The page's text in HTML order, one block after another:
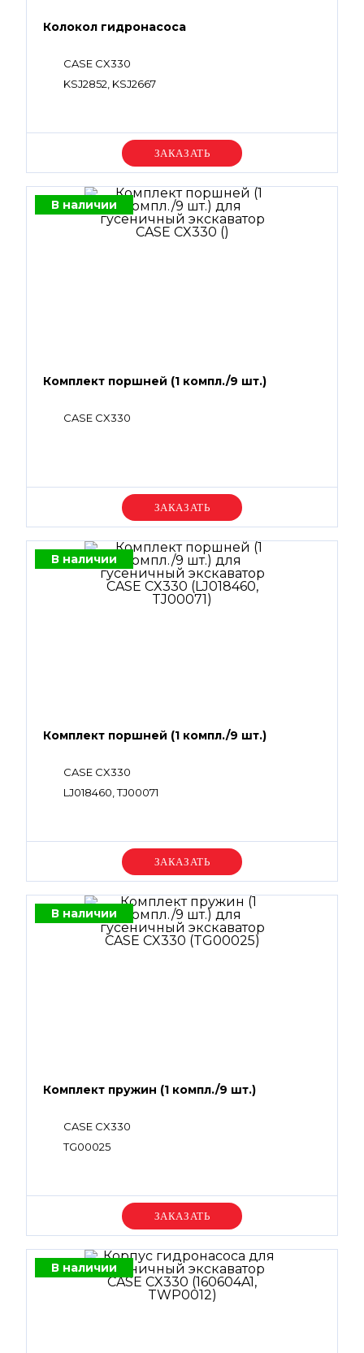
Колокол гидронасоса
CASE CX330
KSJ2852, KSJ2667
Уточняйте цену
В наличии
Комплект поршней (1 компл./9 шт.)
CASE CX330
Уточняйте цену
В наличии
Комплект поршней (1 компл./9 шт.)
CASE CX330
LJ018460, TJ00071
Уточняйте цену
В наличии
Комплект пружин (1 компл./9 шт.)
CASE CX330
TG00025
Уточняйте цену
В наличии